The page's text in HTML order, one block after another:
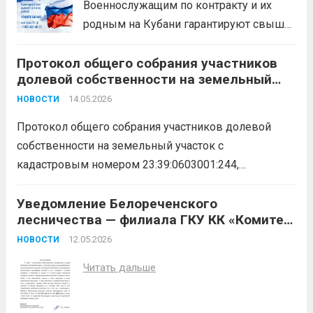
уголовное законодательство
изменениями, сотрудникам ОМВД
предоставлено право изымать...Читать
Военнослужащим по контракту и их
родным на Кубани гарантируют свыше
предоставление земельного участка;
кредитные каникулы;
помощь с
газификацией дома;
санатории;
детей...
Протокол общего собрания участников
долевой собственности на земельный
участок с кадастровым номером
адресу: Краснодарский край, р-н
Белореченский, с\о Дружненское, земли
бывшего АО «Комсомольское»
НОВОСТИ 14.05.2026
Протокол общего собрания участников долевой
собственности на земельный участок с
кадастровым номером 23:39:0603001:244,
Белореченский, с\о Дружненское, земли бывшего
АО «Комсомольское» (скачать) Читать дальше
Уведомление Белореченского
лесничества — филиала ГКУ КК «Комитет
по лесу»
НОВОСТИ 12.05.2026
Читать дальше